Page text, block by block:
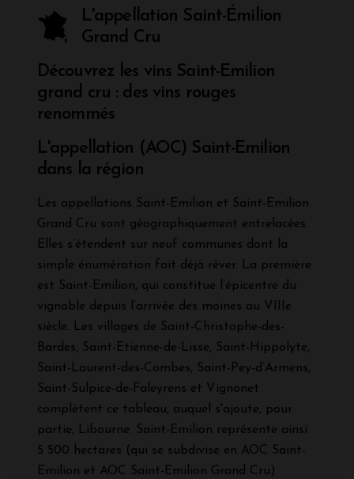
L'appellation Saint-Émilion
Grand Cru
Découvrez les vins Saint-Emilion
grand cru : des vins rouges
renommés
L'appellation (AOC) Saint-Emilion
dans la région
Les appellations Saint-Emilion et Saint-Emilion
Grand Cru sont géographiquement entrelacées.
Elles s’étendent sur neuf communes dont la
simple énumération fait déjà rêver. La première
est Saint-Emilion, qui constitue l’épicentre du
vignoble depuis l’arrivée des moines au VIIIe
siècle. Les villages de Saint-Christophe-des-
Bardes, Saint-Etienne-de-Lisse, Saint-Hippolyte,
Saint-Laurent-des-Combes, Saint-Pey-d’Armens,
Saint-Sulpice-de-Faleyrens et Vignonet
complètent ce tableau, auquel s'ajoute, pour
partie, Libourne. Saint-Emilion représente ainsi
5 500 hectares (qui se subdivise en AOC Saint-
Emilion et AOC Saint-Emilion Grand Cru)